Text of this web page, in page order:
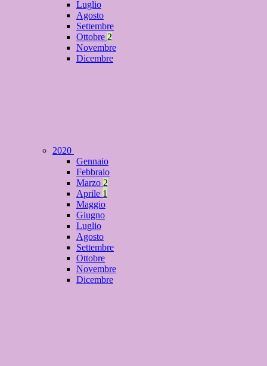
Luglio
Agosto
Settembre
Ottobre 2
Novembre
Dicembre
2020
Gennaio
Febbraio
Marzo 2
Aprile 1
Maggio
Giugno
Luglio
Agosto
Settembre
Ottobre
Novembre
Dicembre